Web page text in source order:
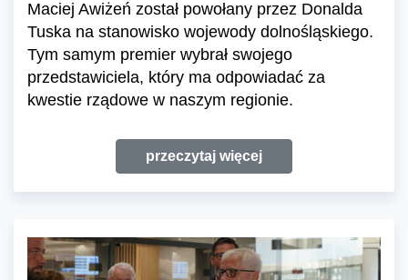
Maciej Awiżeń został powołany przez Donalda
Tuska na stanowisko wojewody dolnośląskiego.
Tym samym premier wybrał swojego
przedstawiciela, który ma odpowiadać za
kwestie rządowe w naszym regionie.
przeczytaj więcej